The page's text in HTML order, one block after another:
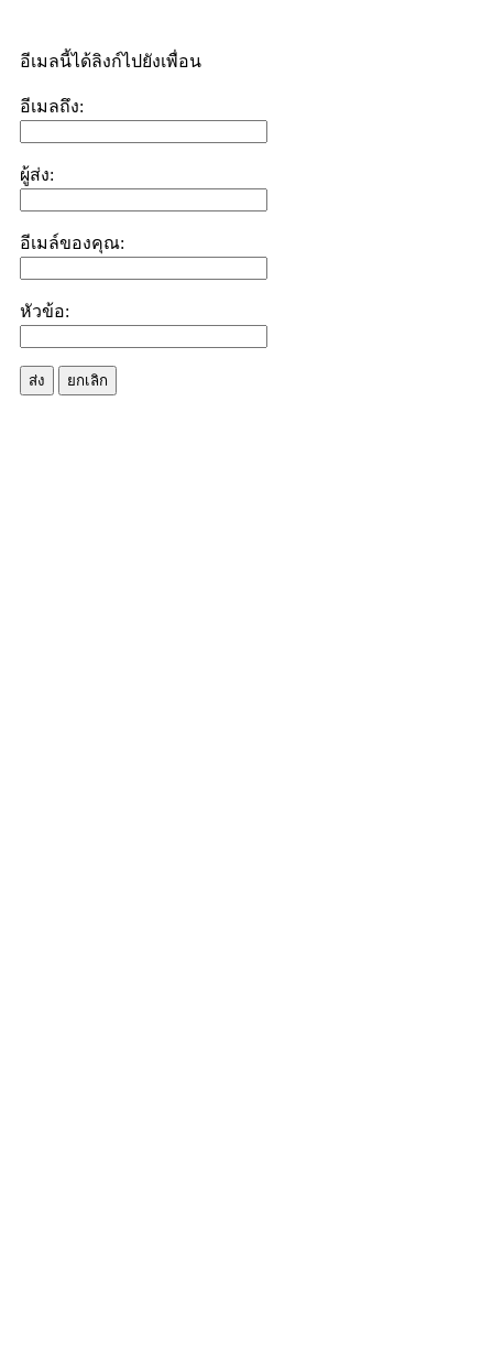
อีเมลนี้ได้ลิงก์ไปยังเพื่อน
อีเมลถึง:
ผู้ส่ง:
อีเมล์ของคุณ:
หัวข้อ:
ส่ง ยกเลิก